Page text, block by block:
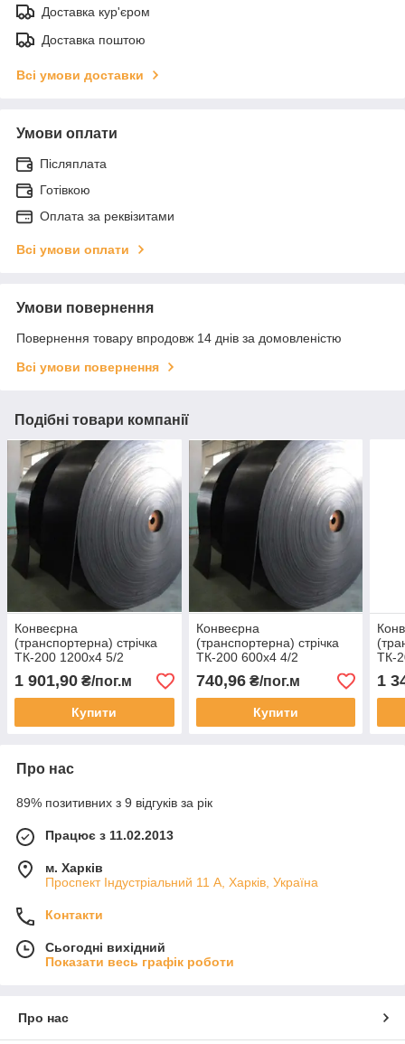
Доставка кур'єром
Доставка поштою
Всі умови доставки
Умови оплати
Післяплата
Готівкою
Оплата за реквізитами
Всі умови оплати
Умови повернення
Повернення товару впродовж 14 днів за домовленістю
Всі умови повернення
Подібні товари компанії
Конвеєрна
(транспортерна) стрічка
ТК-200 1200х4 5/2
1 901,90 ₴/пог.м
Купити
Конвеєрна
(транспортерна) стрічка
ТК-200 600х4 4/2
740,96₴/пог.м
Купити
ТК-
1
Про нас
89% позитивних з 9 відгуків за рік
Працює з 11.02.2013
м. Харків
Проспект Індустріальний 11 А, Харків, Україна
Контакти
Сьогодні вихідний
Показати весь графік роботи
Про нас